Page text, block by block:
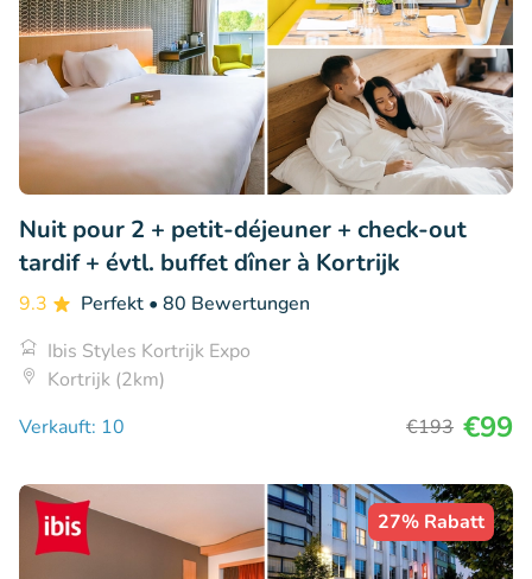
Nuit pour 2 + petit-déjeuner + check-out
tardif + évtl. buffet dîner à Kortrijk
9.3 Perfekt • 80 Bewertungen
Ibis Styles Kortrijk Expo
Kortrijk (2km)
Verkauft: 10
€193 €99
27% Rabatt